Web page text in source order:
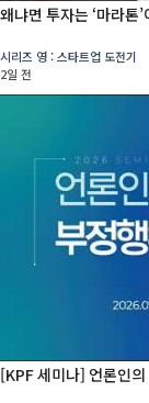
왜냐면 투자는 ‘마라톤
시리즈 영 : 스타트업 도전기
2일 전
[KPF 세미나] 언론인